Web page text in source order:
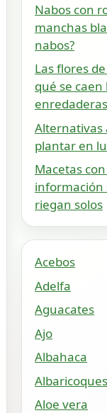
Nabos con
manchas
nabos?
Las flores
qué se caen
Alternativas
plantar en
Macetas
información
riegan solos
Acebos
Adelfa
Aguacates
Ajo
Albahaca
Albaricoques
Aloe vera